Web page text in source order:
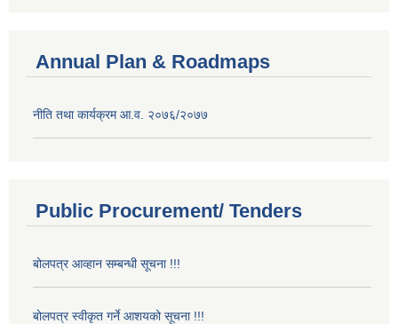
Annual Plan & Roadmaps
नीति तथा कार्यक्रम आ.व. २०७६/२०७७
Public Procurement/ Tenders
बोलपत्र आव्हान सम्बन्धी सूचना !!!
बोलपत्र स्वीकृत गर्ने आशयको सूचना !!!